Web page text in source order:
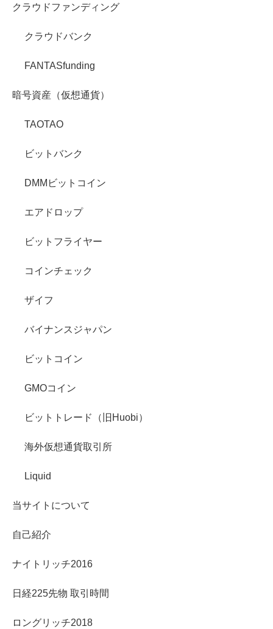
クラウドファンディング
クラウドバンク
FANTASfunding
暗号資産（仮想通貨）
TAOTAO
ビットバンク
DMMビットコイン
エアドロップ
ビットフライヤー
コインチェック
ザイフ
バイナンスジャパン
ビットコイン
GMOコイン
ビットトレード（旧Huobi）
海外仮想通貨取引所
Liquid
当サイトについて
自己紹介
ナイトリッチ2016
日経225先物 取引時間
ロングリッチ2018